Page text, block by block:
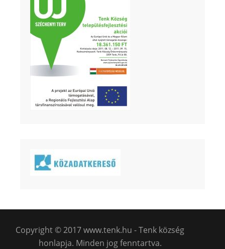
Copyright © 2017 www.tenk.hu - Tenk község
honlapja. Minden jog fenntartva.